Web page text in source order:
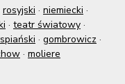
rosyjski · niemiecki ·
· teatr światowy ·
· gombrowicz ·
· moliere